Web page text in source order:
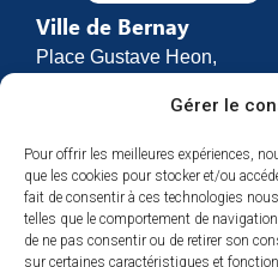
Gérer le
Pour offrir les meilleures expériences,
que les cookies pour stocker et/ou
fait de consentir à ces technologies
telles que le comportement de
de ne pas consentir ou de retirer son
sur certaines caractéristiques et
Ville de Bernay
Place Gustave Heon,
27307 BERNAY
02 32 46 63 00
Contact
Horaires d’ouverture
Du lundi au vendredi :